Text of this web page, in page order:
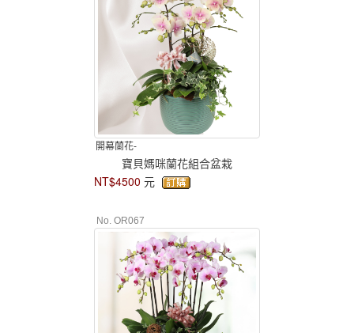
開幕蘭花-
寶貝媽咪蘭花組合盆栽
NT$4500 元
No. OR067